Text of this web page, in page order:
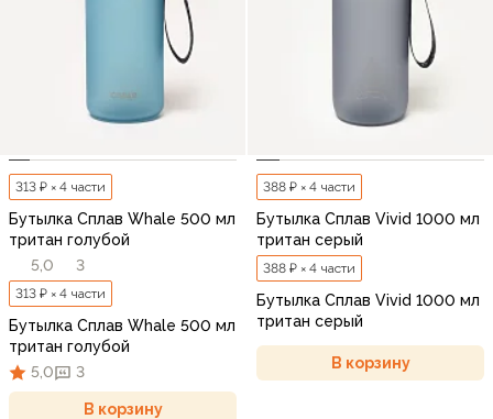
313 ₽ × 4 части
Бутылка Сплав Whale 500 мл
тритан голубой
5,0
3
313 ₽ × 4 части
Бутылка Сплав Whale 500 мл
тритан голубой
5,0
3
В корзину
388 ₽ × 4 части
Бутылка Сплав Vivid 1000 мл
тритан серый
388 ₽ × 4 части
Бутылка Сплав Vivid 1000 мл
тритан серый
В корзину